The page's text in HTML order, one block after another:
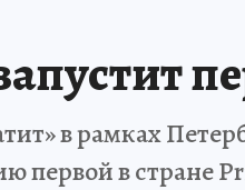
в рамках
первой в стране